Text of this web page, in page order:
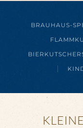
BRAUHAUS-